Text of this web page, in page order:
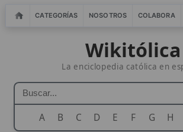
CATEGORÍAS NOSOTROS COLABORA
Wikitólica
La enciclopedia católica en español
A B C D E F G H I